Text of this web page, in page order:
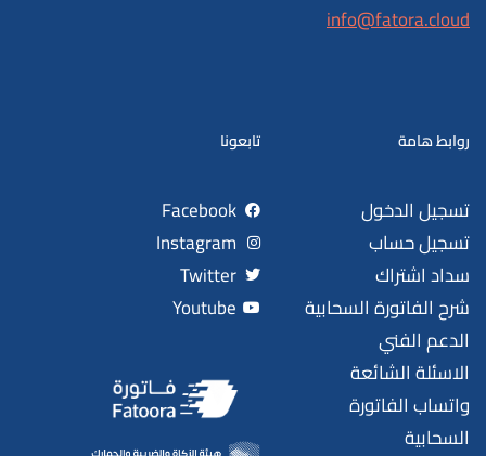
info@fatora.cloud
روابط هامة
تسجيل الدخول
تسجيل حساب
سداد اشتراك
شرح الفاتورة السحابية
الدعم الفني
الاسئلة الشائعة
واتساب الفاتورة
السحابية
تابعونا
Facebook
Instagram
Twitter
Youtube